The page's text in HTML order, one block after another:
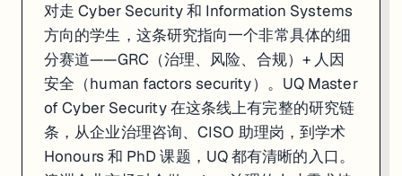
对走 Cyber Security 和 Information Systems
方向的学生，这条研究指向一个非常具体的细
分赛道——GRC（治理、风险、合规）+ 人因
安全（human factors security）。UQ Master
of Cyber Security 在这条线上有完整的研究链
条，从企业治理咨询、CISO 助理岗，到学术
Honours 和 PhD 课题，UQ 都有清晰的入口。